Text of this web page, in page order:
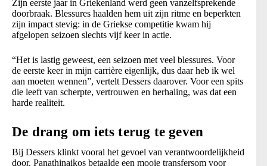
Zijn eerste jaar in Griekenland werd geen vanzelfsprekende
doorbraak. Blessures haalden hem uit zijn ritme en beperkten
zijn impact stevig: in de Griekse competitie kwam hij
afgelopen seizoen slechts vijf keer in actie.
“Het is lastig geweest, een seizoen met veel blessures. Voor
de eerste keer in mijn carrière eigenlijk, dus daar heb ik wel
aan moeten wennen”, vertelt Dessers daarover. Voor een spits
die leeft van scherpte, vertrouwen en herhaling, was dat een
harde realiteit.
De drang om iets terug te geven
Bij Dessers klinkt vooral het gevoel van verantwoordelijkheid
door. Panathinaikos betaalde een mooie transfersom voor